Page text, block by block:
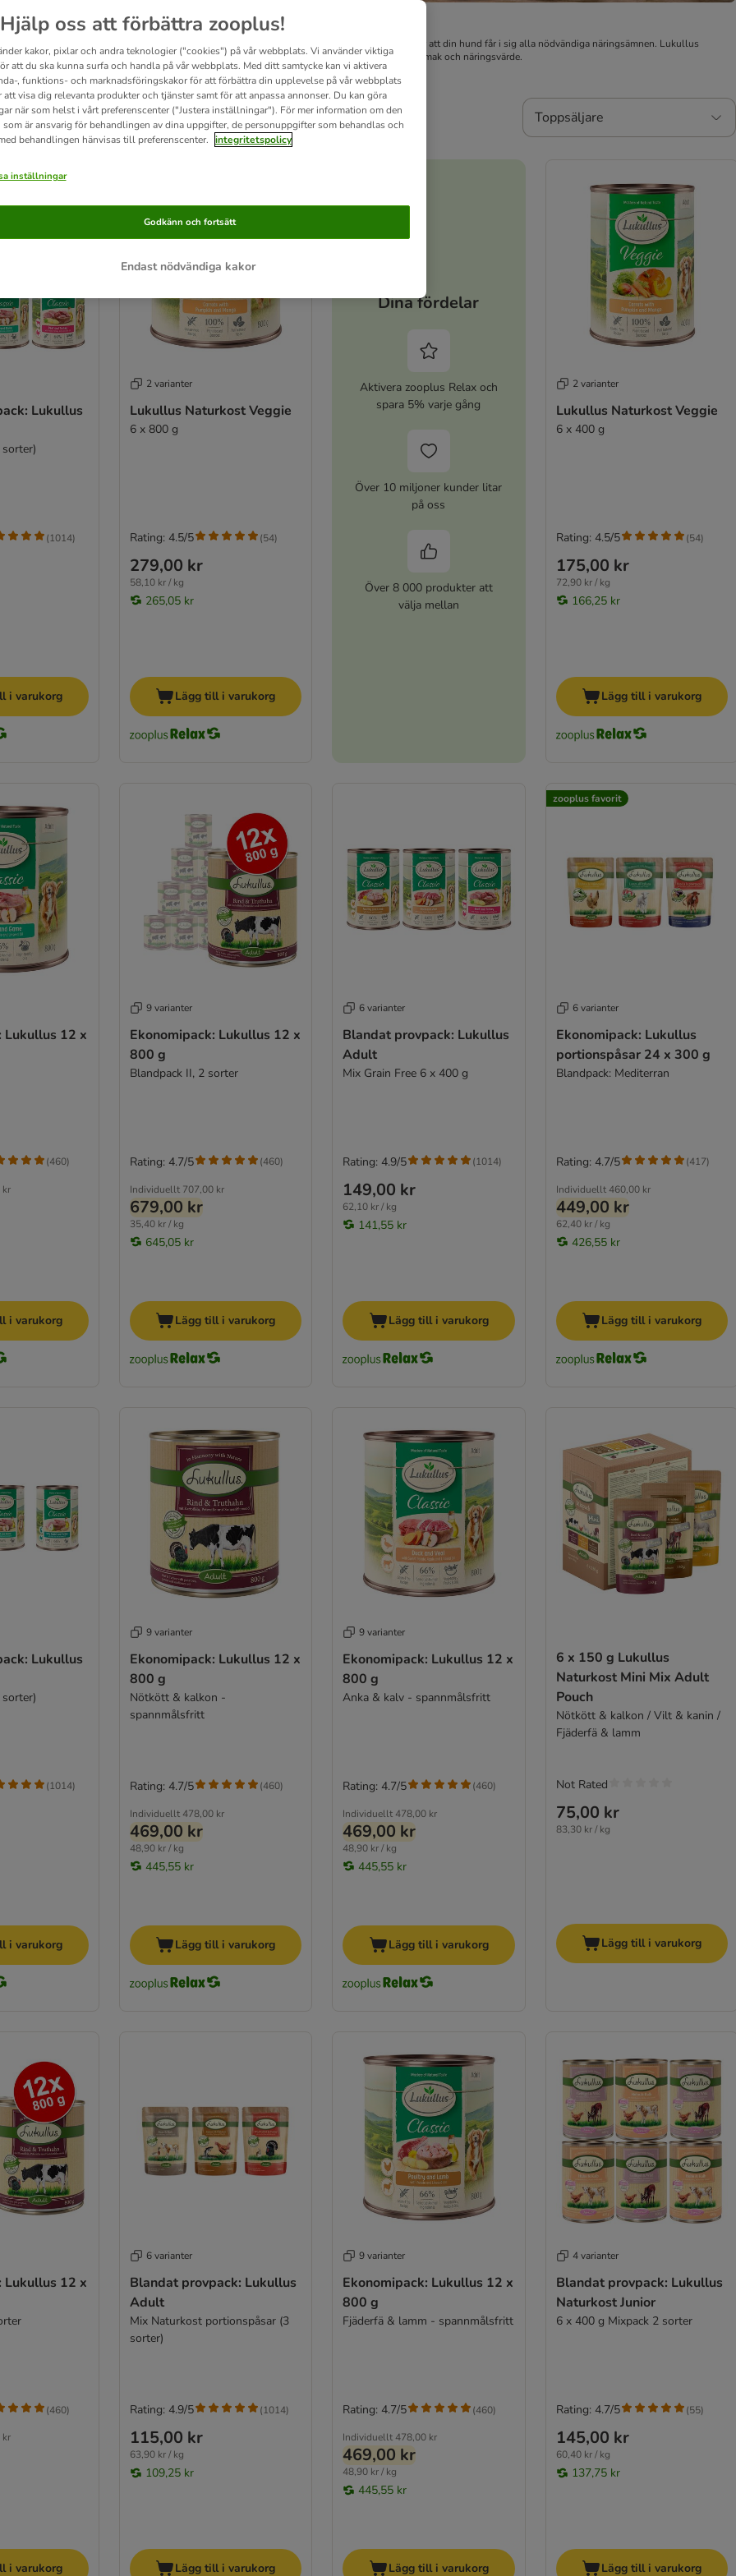
kombinerar animaliskt protein, vegetabiliska ingredienser och värdefulla oljor som säkerställer att din hund får i sig alla nödvändiga näringsämnen. Lukullus
och den skonsamma tillverkningsprocessen bevarar köttets och grönsakernas naturliga smak och näringsvärde.
Toppsäljare
Lukullus
(1014)
i varukorg
2 varianter
Lukullus Naturkost Veggie
6 x 800 g
279,00 kr
58,10 kr / kg
265,05 kr
Rating: 4.5/5 (54)
Lägg till i varukorg
Dina fördelar
Aktivera zooplus Relax och
spara 5% varje gång
Över 10 miljoner kunder litar
på oss
Över 8 000 produkter att
välja mellan
2 varianter
Lukullus Naturkost Veggie
6 x 400 g
175,00 kr
72,90 kr / kg
166,25 kr
Rating: 4.5/5 (54)
Lägg till i varukorg
Lukullus 12 x
kr
(460)
i varukorg
9 varianter
Ekonomipack: Lukullus 12 x
800 g
Blandpack II, 2 sorter
Individuellt 707,00 kr
679,00 kr
35,40 kr / kg
645,05 kr
Rating: 4.7/5 (460)
Lägg till i varukorg
6 varianter
Blandat provpack: Lukullus
Adult
Mix Grain Free 6 x 400 g
149,00 kr
62,10 kr / kg
141,55 kr
Rating: 4.9/5 (1014)
Lägg till i varukorg
zooplus favorit
6 varianter
Ekonomipack: Lukullus
portionspåsar 24 x 300 g
Blandpack: Mediterran
Individuellt 460,00 kr
449,00 kr
62,40 kr / kg
426,55 kr
Rating: 4.7/5 (417)
Lägg till i varukorg
Lukullus
(1014)
i varukorg
9 varianter
Ekonomipack: Lukullus 12 x
800 g
Nötkött & kalkon -
spannmålsfritt
Individuellt 478,00 kr
469,00 kr
48,90 kr / kg
445,55 kr
Rating: 4.7/5 (460)
Lägg till i varukorg
9 varianter
Ekonomipack: Lukullus 12 x
800 g
Anka & kalv - spannmålsfritt
Individuellt478,00 kr
469,00 kr
48,90 kr / kg
445,55 kr
Rating: 4.7/5 (460)
Lägg till i varukorg
6 x 150 g Lukullus
Naturkost Mini Mix Adult
Pouch
Nötkött & kalkon / Vilt & kanin /
Fjäderfä & lamm
75,00 kr
83,30 kr / kg
Not Rated
Lägg till i varukorg
Lukullus 12 x
kr
(460)
i varukorg
6 varianter
Blandat provpack: Lukullus
Adult
Mix Naturkost portionspåsar (3
sorter)
115,00 kr
63,90 kr / kg
109,25 kr
Rating: 4.9/5 (1014)
Lägg till i varukorg
9 varianter
Ekonomipack: Lukullus 12 x
800 g
Fjäderfä & lamm - spannmålsfritt
Individuellt478,00 kr
469,00 kr
48,90 kr / kg
445,55 kr
Rating: 4.7/5 (460)
Lägg till i varukorg
4 varianter
Blandat provpack: Lukullus
Naturkost Junior
6 x 400 g Mixpack 2 sorter
145,00 kr
60,40 kr / kg
137,75 kr
Rating: 4.7/5 (55)
Lägg till i varukorg
Hjälp oss att förbättra zooplus!
kakor, pixlar och andra teknologier ("cookies") på vår webbplats. Vi använder viktiga
att du ska kunna surfa och handla på vår webbplats. Med ditt samtycke kan vi aktivera
, funktions- och marknadsföringskakor för att förbättra din upplevelse på vår webbplats
att visa dig relevanta produkter och tjänster samt för att anpassa annonser. Du kan göra
när som helst i vårt preferenscenter ("Justera inställningar"). För mer information om den
som är ansvarig för behandlingen av dina uppgifter, de personuppgifter som behandlas och
behandlingen hänvisas till preferenscenter. integritetspolicy
inställningar
Endast nödvändiga kakor
Godkänn och fortsätt